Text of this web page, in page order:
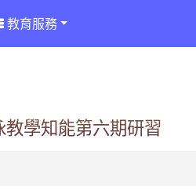
教育服務
學知能第六期研習